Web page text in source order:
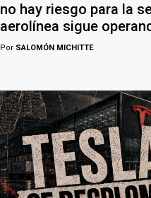
no hay riesgo para la
aerolínea sigue
Por SALOMÓN MICHITTE